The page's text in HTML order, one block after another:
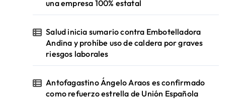
una empresa 100% estatal
Salud inicia sumario contra Embotelladora
Andina y prohíbe uso de caldera por graves
riesgos laborales
Antofagastino Ángelo Araos es confirmado
como refuerzo estrella de Unión Española